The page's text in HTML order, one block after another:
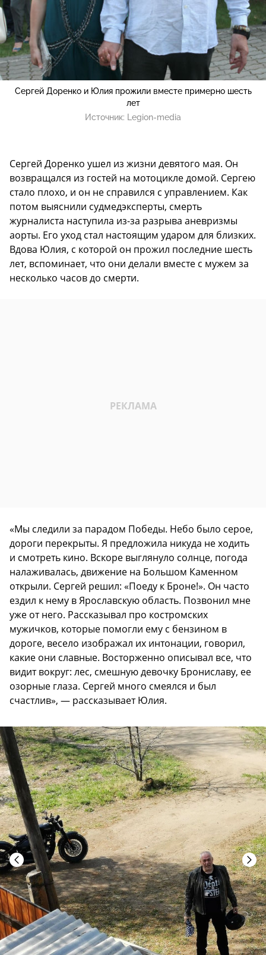
Сергей Доренко и Юлия прожили вместе примерно шесть
лет
Источник:
Legion-media
Сергей Доренко ушел из жизни девятого мая. Он
возвращался из гостей на мотоцикле домой. Сергею
стало плохо, и он не справился с управлением. Как
потом выяснили судмедэксперты, смерть
журналиста наступила из-за разрыва аневризмы
аорты. Его уход стал настоящим ударом для близких.
Вдова Юлия, с которой он прожил последние шесть
лет, вспоминает, что они делали вместе с мужем за
несколько часов до смерти.
«Мы следили за парадом Победы. Небо было серое,
дороги перекрыты. Я предложила никуда не ходить
и смотреть кино. Вскоре выглянуло солнце, погода
налаживалась, движение на Большом Каменном
открыли. Сергей решил: «Поеду к Броне!». Он часто
ездил к нему в Ярославскую область. Позвонил мне
уже от него. Рассказывал про костромских
мужичков, которые помогли ему с бензином в
дороге, весело изображал их интонации, говорил,
какие они славные. Восторженно описывал все, что
видит вокруг: лес, смешную девочку Брониславу, ее
озорные глаза. Сергей много смеялся и был
счастлив», — рассказывает Юлия.